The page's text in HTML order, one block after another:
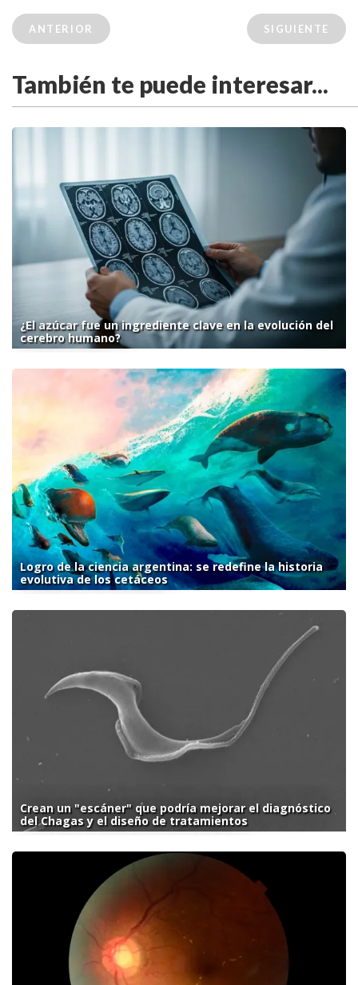
ANTERIOR SIGUIENTE
También te puede interesar...
¿El azúcar fue un ingrediente clave en la evolución del
cerebro humano?
Logro de la ciencia argentina: se redefine la historia
evolutiva de los cetáceos
Crean un "escáner" que podría mejorar el diagnóstico
del Chagas y el diseño de tratamientos